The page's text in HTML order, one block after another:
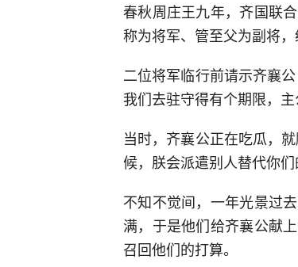
春秋周庄王九年，齐国联
称为将军、管至父为副将，
二位将军临行前请示齐襄
我们去驻守得有个期限，
当时，齐襄公正在吃瓜，
候，朕会派遣别人替代你们
不知不觉间，一年光景过
满，于是他们给齐襄公献
召回他们的打算。